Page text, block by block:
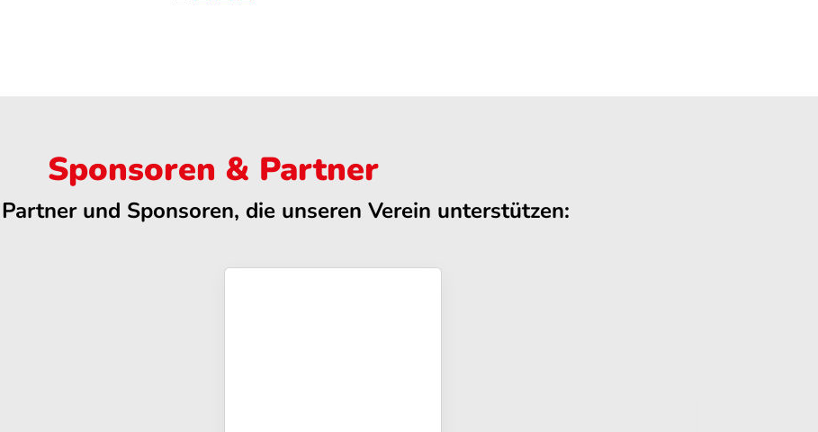
Sponsoren & Partner
und Sponsoren, die unseren Verein unterstützen: